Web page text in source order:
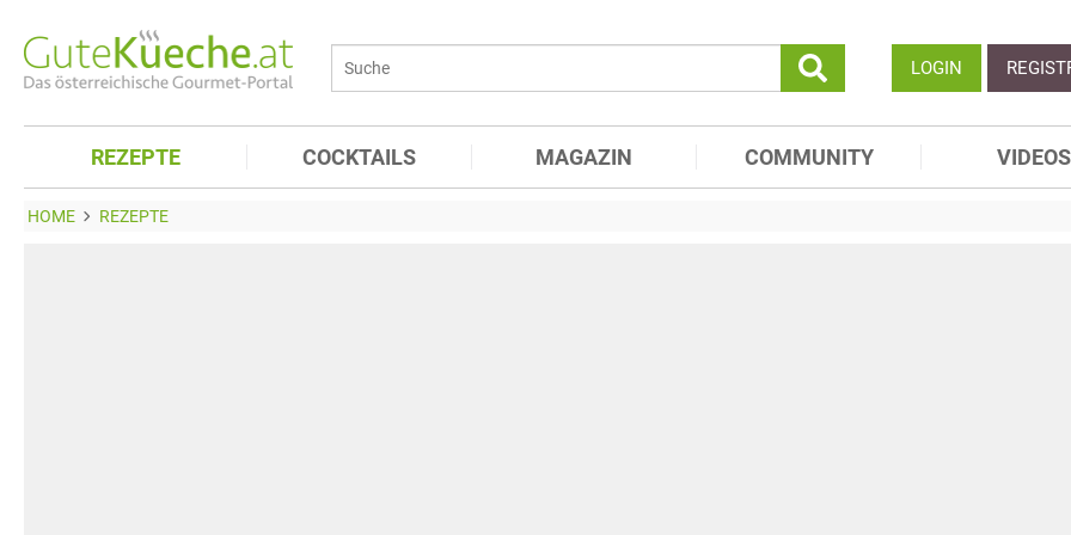
LOGIN
REZEPTE COCKTAILS MAGAZIN COMMUNITY VIDEOS
HOME REZEPTE